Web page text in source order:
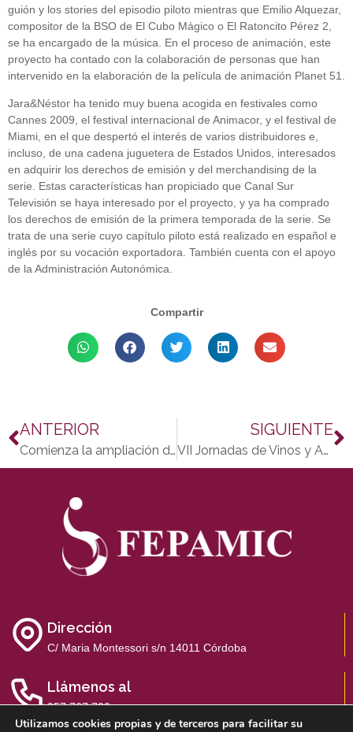
guión y los stories del episodio piloto mientras que Emilio Alquezar,
compositor de la BSO de El Cubo Mágico o El Ratoncito Pérez 2,
se ha encargado de la música. En el proceso de animación, este
proyecto ha contado con la colaboración de personas que han
intervenido en la elaboración de la película de animación Planet 51.
Jara&Néstor ha tenido muy buena acogida en festivales como
Cannes 2009, el festival internacional de Animacor, y el festival de
Miami, en el que despertó el interés de varios distribuidores e,
incluso, de una cadena juguetera de Estados Unidos, interesados
en adquirir los derechos de emisión y del merchandising de la
serie. Estas características han propiciado que Canal Sur
Televisión se haya interesado por el proyecto, y ya ha comprado
los derechos de emisión de la primera temporada de la serie. Se
trata de una serie cuyo capítulo piloto está realizado en español e
inglés por su vocación exportadora. También cuenta con el apoyo
de la Administración Autonómica.
Compartir
ANTERIOR
Comienza la ampliación de la Residencia de Gravemente Afectados de El Tablero
SIGUIENTE
VII Jornadas de Vinos y Aceites Solidarios
Dirección
C/ Maria Montessori s/n 14011 Córdoba
Llámenos al
957 767 700
Utilizamos cookies propias y de terceros para facilitar su